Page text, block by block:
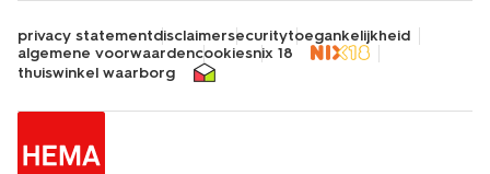
privacy statementdisclaimersecuritytoegankelijkheid
algemene voorwaardencookiesnix 18
thuiswinkel waarborg